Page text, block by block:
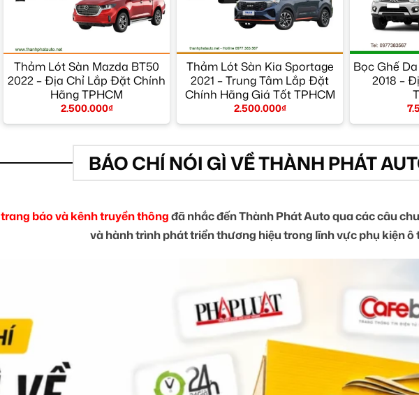
Thảm Lót Sàn Mazda BT50
2022 – Địa Chỉ Lắp Đặt Chính
Hãng TPHCM
2.500.000₫
Thảm Lót Sàn Kia Sportage
2021 – Trung Tâm Lắp Đặt
Chính Hãng Giá Tốt TPHCM
2.500.000₫
Bọc Ghế
2018 –
BÁO CHÍ NÓI GÌ VỀ THÀNH PHÁT
trang báo và kênh truyền thôngđã nhắc đến Thành Phát Auto qua các câu
và hành trình phát triển thương hiệu trong lĩnh vực phụ kiện ô